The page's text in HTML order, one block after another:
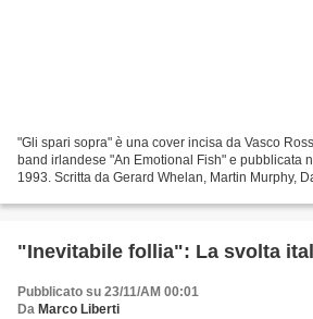
"Gli spari sopra" è una cover incisa da Vasco
band irlandese "An Emotional Fish" e pubblicata
1993. Scritta da Gerard Whelan, Martin Murphy,
"Inevitabile follia": La svolta
Pubblicato su 23/11/AM 00:01
Da Marco Liberti